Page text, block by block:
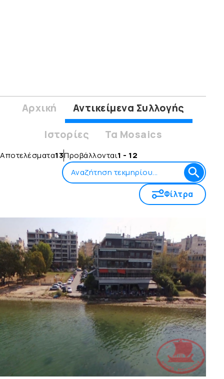
Αρχική
Αντικείμενα Συλλογής
Ιστορίες
Τα Mosaics
Αποτελέσματα13Προβάλλονται1 - 12
Φίλτρα